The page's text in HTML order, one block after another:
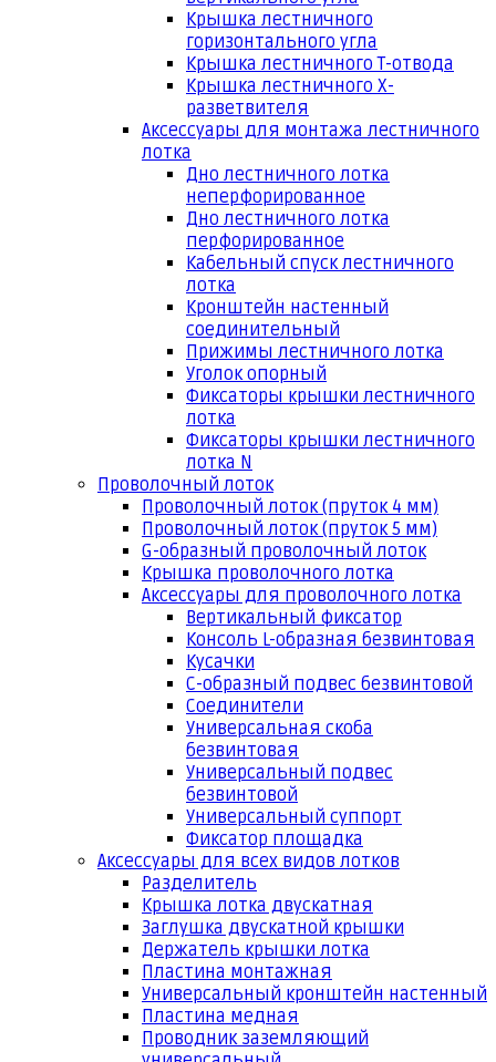
Крышка лестничного
горизонтального угла
Крышка лестничного Т-отвода
Крышка лестничного Х-
разветвителя
Аксессуары для монтажа лестничного
лотка
Дно лестничного лотка
неперфорированное
Дно лестничного лотка
перфорированное
Кабельный спуск лестничного
лотка
Кронштейн настенный
соединительный
Прижимы лестничного лотка
Уголок опорный
Фиксаторы крышки лестничного
лотка
Фиксаторы крышки лестничного
лотка N
Проволочный лоток
Проволочный лоток (пруток 4 мм)
Проволочный лоток (пруток 5 мм)
G-образный проволочный лоток
Крышка проволочного лотка
Аксессуары для проволочного лотка
Вертикальный фиксатор
Консоль L-образная безвинтовая
Кусачки
С-образный подвес безвинтовой
Соединители
Универсальная скоба
безвинтовая
Универсальный подвес
безвинтовой
Универсальный суппорт
Фиксатор площадка
Аксессуары для всех видов лотков
Разделитель
Крышка лотка двускатная
Заглушка двускатной крышки
Держатель крышки лотка
Пластина монтажная
Универсальный кронштейн настенный
Пластина медная
Проводник заземляющий